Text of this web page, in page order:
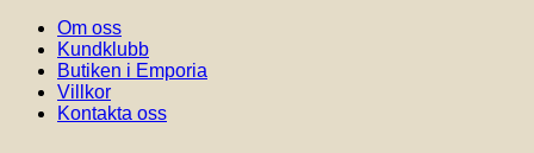
Om oss
Kundklubb
Butiken i Emporia
Villkor
Kontakta oss